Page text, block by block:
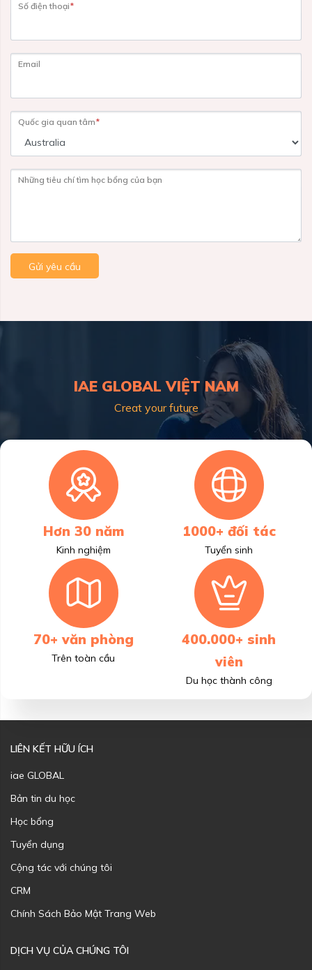
Số điện thoại*
Email
Quốc gia quan tâm*
Những tiêu chí tìm học bổng của bạn
Gửi yêu cầu
IAE GLOBAL VIỆT NAM
Creat your future
Hơn 30 năm
Kinh nghiệm
1000+ đối tác
Tuyển sinh
70+ văn phòng
Trên toàn cầu
400.000+ sinh
viên
Du học thành công
LIÊN KẾT HỮU ÍCH
iae GLOBAL
Bản tin du học
Học bổng
Tuyển dụng
Cộng tác với chúng tôi
CRM
Chính Sách Bảo Mật Trang Web
DỊCH VỤ CỦA CHÚNG TÔI